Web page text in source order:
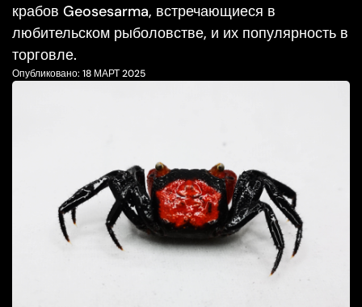
крабов Geosesarma, встречающиеся в
любительском рыболовстве, и их популярность в
торговле.
Опубликовано: 18 МАРТ 2025